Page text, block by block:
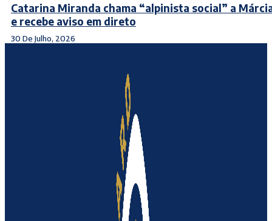
Catarina Miranda chama “alpinista social” a
e recebe aviso em direto
30 De Julho, 2026